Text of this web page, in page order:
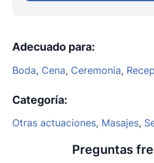
Adecuado para:
Boda, Cena, Ceremonia,
Categoría:
Otras actuaciones, Masajes,
Preguntas